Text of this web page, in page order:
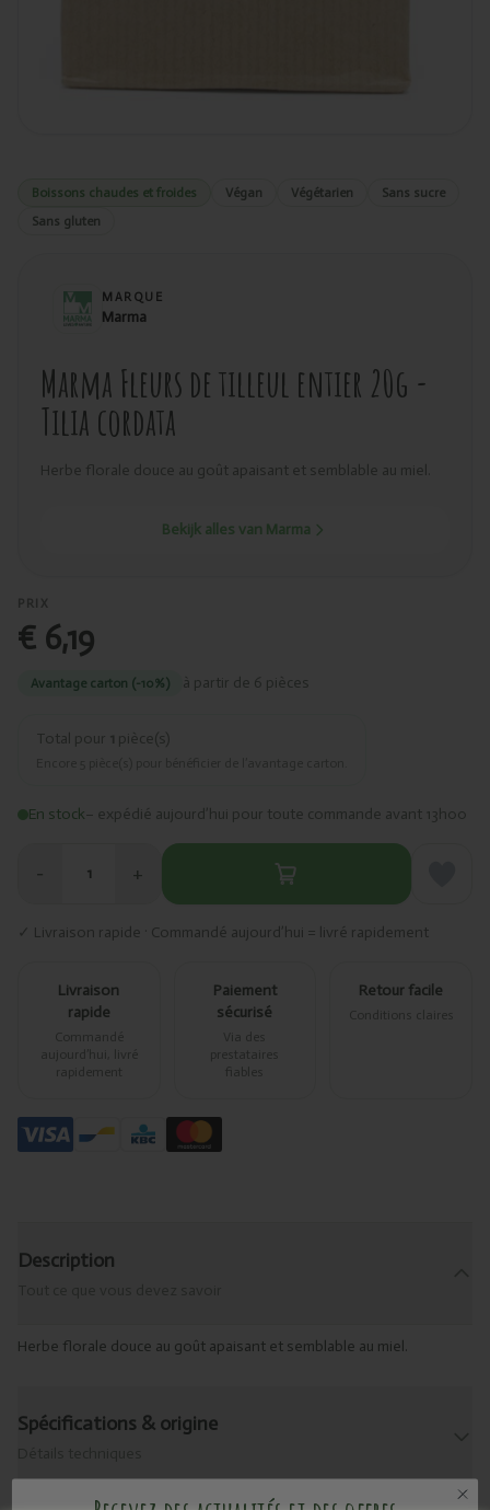
Boissons chaudes et froides Végan Végétarien
Sans sucre
Sans gluten
MARQUE
Marma
Marma Fleurs de tilleul entier 20g -
Tilia cordata
Herbe florale douce au goût apaisant et semblable au miel.
Bekijk alles van Marma
PRIX
€ 6,19
Avantage carton (-10%) à partir de 6 pièces
Total pour 1 pièce(s)
En stock– expédié aujourd’hui pour toute commande avant 13h00
− 1 +
✓ Livraison rapide · Commandé aujourd’hui = livré rapidement
Livraison
rapide
Commandé
aujourd’hui, livré
rapidement
Paiement
sécurisé
Via des
prestataires
fiables
Retour facile
Conditions claires
Description
Herbe florale douce au goût apaisant et semblable au miel.
Spécifications & origine